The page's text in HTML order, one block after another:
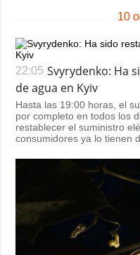
Deportes
Crimen
Desastres y
emergencias
ADICIONAL
Podcasts
Entrevistas
10
22:05 Svyrydenko: Ha
de agua en Kyiv
Hasta las 19:00 horas, el
por completo en todos los
restablecer el suministro
consumidores ya lo tienen